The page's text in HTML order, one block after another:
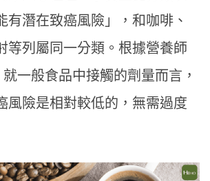
有潛在致癌風險」，和咖啡、
等列屬同一分類。根據營養師
一般食品中接觸的劑量而言，
風險是相對較低的，無需過度